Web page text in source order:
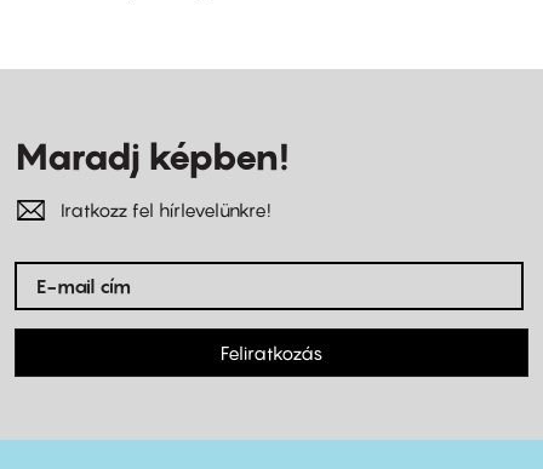
Maradj képben!
Iratkozz fel hírlevelünkre!
Feliratkozás